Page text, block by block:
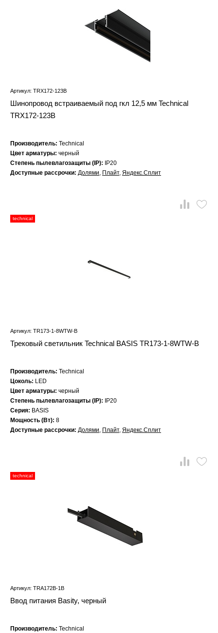
Артикул: TRX172-123B
Шинопровод встраиваемый под гкл 12,5 мм Technical
TRX172-123B
Производитель: Technical
Цвет арматуры: черный
Степень пылевлагозащиты (IP):
IP20
Доступные рассрочки: Долями, Плайт, Яндекс.Сплит
technical
Артикул: TR173-1-8WTW-B
Трековый светильник Technical BASIS TR173-1-8WTW-B
Производитель: Technical
Цоколь: LED
Цвет арматуры: черный
Степень пылевлагозащиты (IP):
IP20
Серия: BASIS
Мощность (Вт): 8
Доступные рассрочки: Долями, Плайт, Яндекс.Сплит
technical
Артикул: TRA172B-1B
Ввод питания Basity, черный
Производитель: Technical